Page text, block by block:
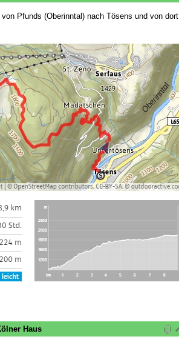
Pfunds (Oberinntal) nach Tösens und von dort
Haus